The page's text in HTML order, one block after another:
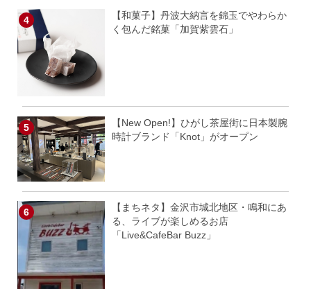
【和菓子】丹波大納言を錦玉でやわらか
く包んだ銘菓「加賀紫雲石」
【New Open!】ひがし茶屋街に日本製腕
時計ブランド「Knot」がオープン
【まちネタ】金沢市城北地区・鳴和にあ
る、ライブが楽しめるお店
「Live&CafeBar Buzz」